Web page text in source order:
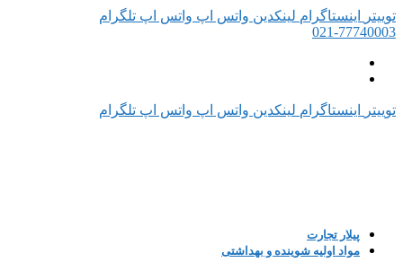
توییتر اینستاگرام لینکدین واتس اپ واتس اپ تلگرام
021-77740003
توییتر اینستاگرام لینکدین واتس اپ واتس اپ تلگرام
پیلار تجارت
مواد اولیه شوینده و بهداشتی